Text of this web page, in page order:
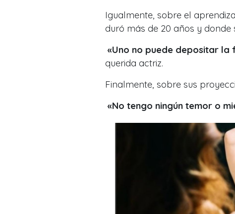
Igualmente, sobre el
duró más de 20 años y
«Uno no puede depositar
querida actriz.
Finalmente, sobre sus
«No tengo ningún temor o